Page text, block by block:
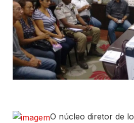
O núcleo diretor de